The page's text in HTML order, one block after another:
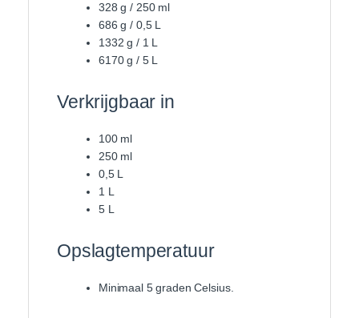
328 g / 250 ml
686 g / 0,5 L
1332 g / 1 L
6170 g / 5 L
Verkrijgbaar in
100 ml
250 ml
0,5 L
1 L
5 L
Opslagtemperatuur
Minimaal 5 graden Celsius.